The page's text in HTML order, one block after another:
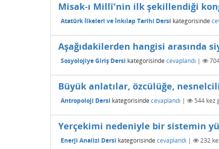
Misak-ı Millî'nin ilk şekillendiği
Atatürk İlkeleri ve İnkılap Tarihi Dersi kategorisinde
Aşağıdakilerden hangisi
Sosyolojiye Giriş Dersi kategorisinde cevaplandı |
Büyük anlatılar, özcülüğe,
Antropoloji Dersi kategorisinde cevaplandı | 544 kez
Yerçekimi nedeniyle bir sistemin
Enerji Analizi Dersi kategorisinde cevaplandı | 232